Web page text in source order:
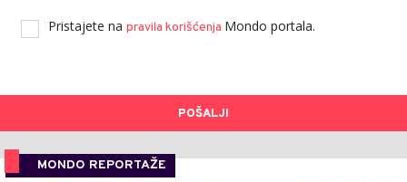
Pristajete na pravila korišćenja Mondo portala.
POŠALJI
MONDO REPORTAŽE